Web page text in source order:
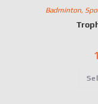
Badminton,